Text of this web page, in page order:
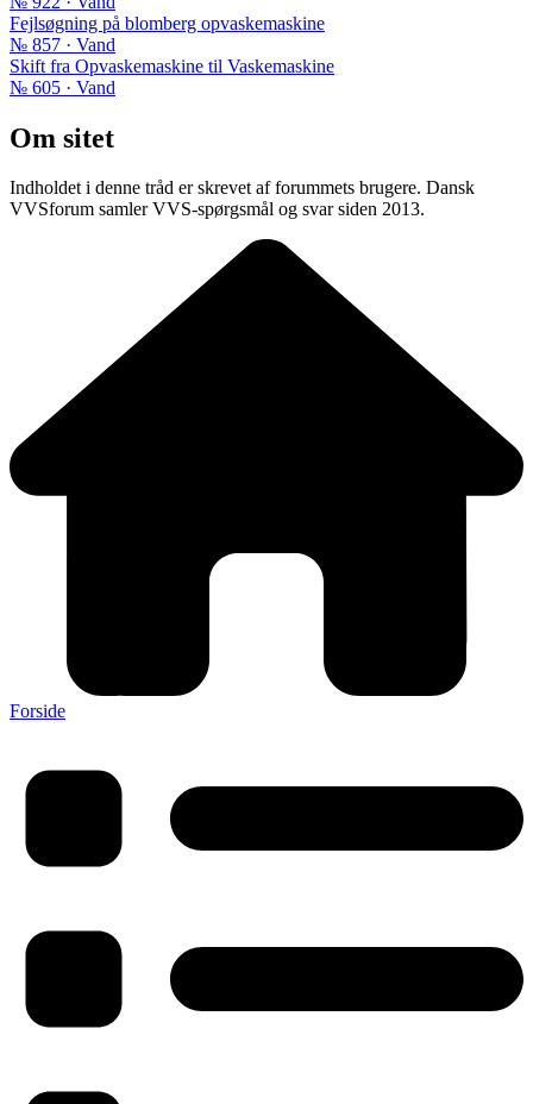
Fejlsøgning på blomberg opvaskemaskine
№ 857 · Vand
Skift fra Opvaskemaskine til Vaskemaskine
№ 605 · Vand
Om sitet
Indholdet i denne tråd er skrevet af forummets brugere. Dansk
VVSforum samler VVS-spørgsmål og svar siden 2013.
Forside